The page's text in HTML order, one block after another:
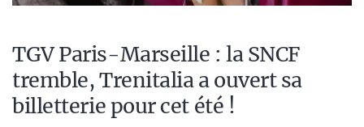
TGV Paris-Marseille : la SNCF
tremble, Trenitalia a ouvert sa
billetterie pour cet été !